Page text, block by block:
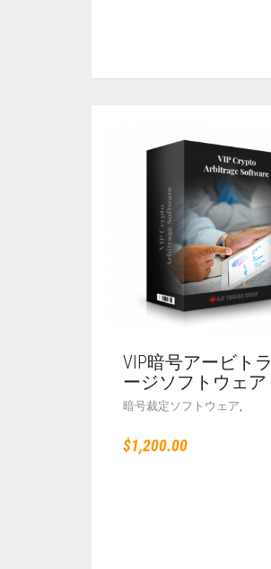
VIP暗号アービトラ
ージソフトウェア
暗号裁定ソフトウェア
$1,200.00